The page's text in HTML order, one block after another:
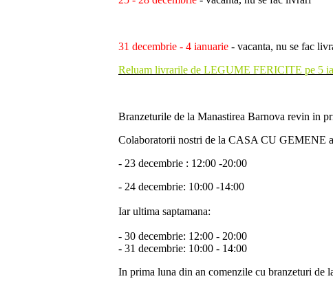
31 decembrie - 4 ianuarie - vacanta, nu se fac
Reluam livrarile de LEGUME FERICITE pe 5
Branzeturile de la Manastirea Barnova revin in
Colaboratorii nostri de la CASA CU GEMENE
- 23 decembrie : 12:00 -20:00
- 24 decembrie: 10:00 -14:00
Iar ultima saptamana:
- 30 decembrie: 12:00 - 20:00
- 31 decembrie: 10:00 - 14:00
In prima luna din an comenzile cu branzeturi de